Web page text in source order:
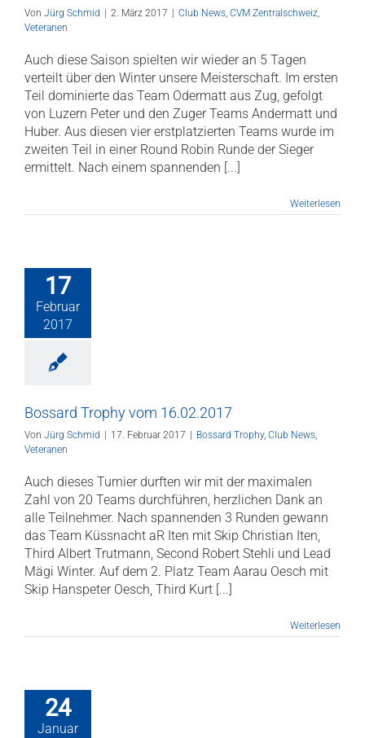
Von Jürg Schmid 2. März 2017 Club News, CVM Zentralschweiz,
Veteranen
Auch diese Saison spielten wir wieder an 5 Tagen
verteilt über den Winter unsere Meisterschaft. Im ersten
Teil dominierte das Team Odermatt aus Zug, gefolgt
von Luzern Peter und den Zuger Teams Andermatt und
Huber. Aus diesen vier erstplatzierten Teams wurde im
zweiten Teil in einer Round Robin Runde der Sieger
ermittelt. Nach einem spannenden [...]
Weiterlesen
17
Februar
2017
Bossard Trophy vom 16.02.2017
Von Jürg Schmid 17. Februar 2017 Bossard Trophy, Club News,
Veteranen
Auch dieses Turnier durften wir mit der maximalen
Zahl von 20 Teams durchführen, herzlichen Dank an
alle Teilnehmer. Nach spannenden 3 Runden gewann
das Team Küssnacht aR Iten mit Skip Christian Iten,
Third Albert Trutmann, Second Robert Stehli und Lead
Mägi Winter. Auf dem 2. Platz Team Aarau Oesch mit
Skip Hanspeter Oesch, Third Kurt [...]
Weiterlesen
24
Januar